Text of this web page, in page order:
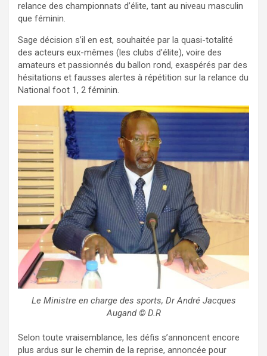
relance des championnats d’élite, tant au niveau masculin
que féminin.
Sage décision s’il en est, souhaitée par la quasi-totalité
des acteurs eux-mêmes (les clubs d’élite), voire des
amateurs et passionnés du ballon rond, exaspérés par des
hésitations et fausses alertes à répétition sur la relance du
National foot 1, 2 féminin.
Le Ministre en charge des sports, Dr André Jacques
Augand © D.R
Selon toute vraisemblance, les défis s’annoncent encore
plus ardus sur le chemin de la reprise, annoncée pour